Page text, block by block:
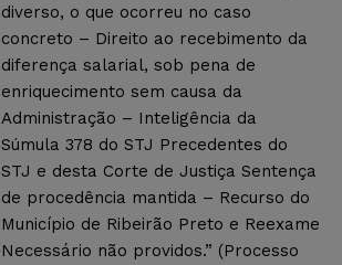
diverso, o que ocorreu no caso
concreto – Direito ao recebimento da
diferença salarial, sob pena de
enriquecimento sem causa da
Administração – Inteligência da
Súmula 378 do STJ Precedentes do
STJ e desta Corte de Justiça Sentença
de procedência mantida – Recurso do
Município de Ribeirão Preto e Reexame
Necessário não providos.” (Processo